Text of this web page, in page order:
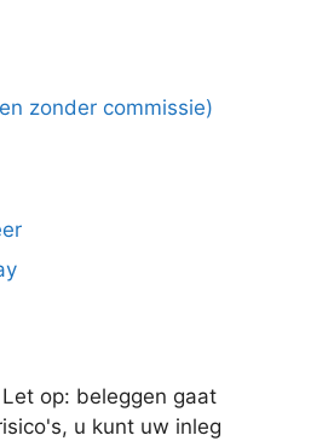
zonder commissie)
op: beleggen gaat
u kunt uw inleg